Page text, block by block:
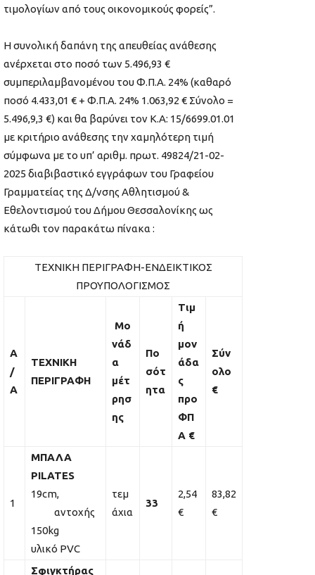
τιμολογίων από τους οικονομικούς φορείς”.
Η συνολική δαπάνη της απευθείας ανάθεσης
ανέρχεται στο ποσό των 5.496,93 €
συμπεριλαμβανομένου του Φ.Π.Α. 24% (καθαρό
ποσό 4.433,01 € + Φ.Π.Α. 24% 1.063,92 € Σύνολο =
5.496,9,3 €) και θα βαρύνει τον Κ.Α: 15/6699.01.01
με κριτήριο ανάθεσης την χαμηλότερη τιμή
σύμφωνα με το υπ’ αριθμ. πρωτ. 49824/21-02-
2025 διαβιβαστικό εγγράφων του Γραφείου
Γραμματείας της Δ/νσης Αθλητισμού &
Εθελοντισμού του Δήμου Θεσσαλονίκης ως
κάτωθι τον παρακάτω πίνακα :
ΤΕΧΝΙΚΗ ΠΕΡΙΓΡΑΦΗ-ΕΝΔΕΙΚΤΙΚΟΣ
ΠΡΟΥΠΟΛΟΓΙΣΜΟΣ
Α
/
Α
ΤΕΧΝΙΚΗ
ΠΕΡΙΓΡΑΦΗ
Μο
νάδ
α
μέτ
ρησ
ης
Πο
σότ
ητα
Τιμ
ή
μον
άδα
ς
προ
ΦΠ
Α €
Σύν
ολο
€
1
ΜΠΑΛΑ
PILATES
19cm,
αντοχής
150kg
υλικό PVC
τεμ
άχια
33
2,54
€
83,82
€
Σφιγκτήρας